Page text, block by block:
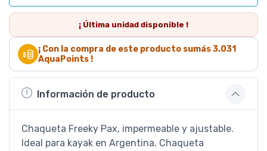
¡ Última unidad disponible !
¡ Con la compra de este producto sumás3.031
AquaPoints !
Información de producto
Chaqueta Freeky Pax, impermeable y ajustable.
Ideal para kayak en Argentina. Chaqueta